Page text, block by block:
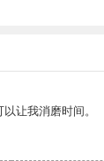
让我消磨时间。